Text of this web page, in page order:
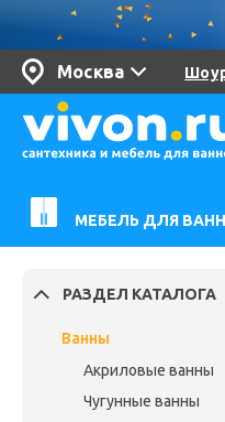
Москва
МЕБЕЛЬ ДЛЯ
РАЗДЕЛ КАТАЛОГА
Ванны
Акриловые ванны
Чугунные ванны